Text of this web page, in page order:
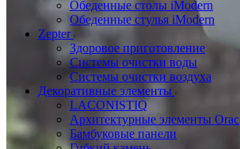
Обеденные столы iModern
Обеденные стулья iModern
Zepter
Здоровое приготовление
Системы очистки воды
Системы очистки воздуха
Декоративные элементы
LACONISTIQ
Архитектурные элементы Orac
Бамбуковые панели